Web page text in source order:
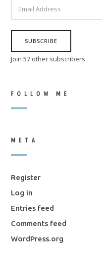
ADDRESS
SUBSCRIBE
Join 57 other subscribers
FOLLOW ME
META
Register
Log in
Entries feed
Comments feed
WordPress.org